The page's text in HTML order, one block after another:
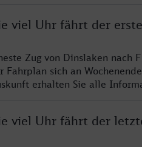
viel Uhr fährt der
Zug von Dinslaken
Fahrplan sich an
erhalten Sie alle
viel Uhr fährt der